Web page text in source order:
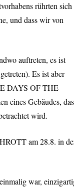
rührten sich
und dass wir von
auftreten, es ist
Es ist aber
DAYS OFTHE
eines Gebäudes, das
wird.
am 28.8. in
war,